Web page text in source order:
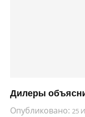
Дилеры
Опубликовано: 25